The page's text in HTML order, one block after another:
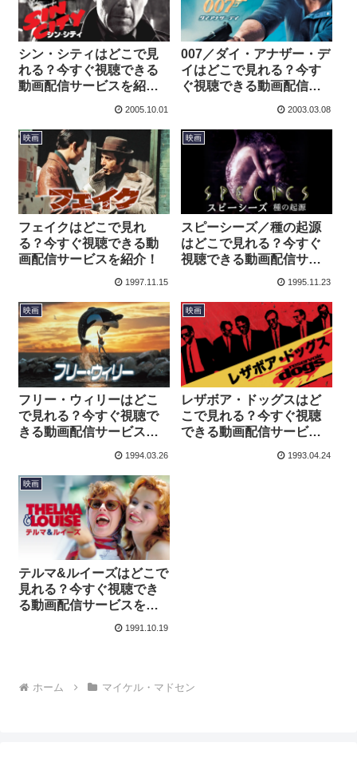
シン・シティはどこで見
れる？今すぐ視聴できる
動画配信サービスを紹
2005.10.01
007／ダイ・アナザー・デ
イはどこで見れる？今す
ぐ視聴できる動画配信サ
2003.03.08
映画
フェイクはどこで見れ
る？今すぐ視聴できる動
画配信サービスを紹介！
1997.11.15
映画
スピーシーズ／種の起源
はどこで見れる？今すぐ
視聴できる動画配信サー
1995.11.23
映画
フリー・ウィリーはどこ
で見れる？今すぐ視聴で
きる動画配信サービスを
1994.03.26
映画
レザボア・ドッグスはど
こで見れる？今すぐ視聴
できる動画配信サービス
1993.04.24
映画
テルマ&ルイーズはどこで
見れる？今すぐ視聴でき
る動画配信サービスを紹
1991.10.19
ホーム マイケル・マドセン